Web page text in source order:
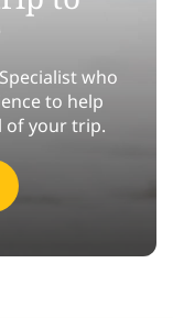
who
to help
of your trip.